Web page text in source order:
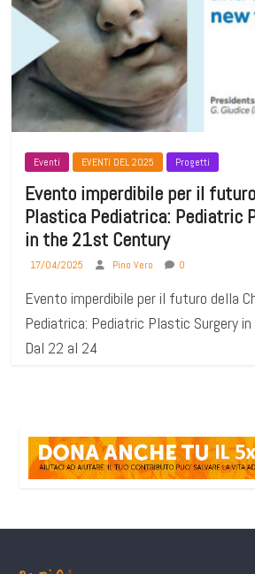
Eventi EVENTI DEL 2025 Progetti
Evento imperdibile per il
Plastica Pediatrica: Pediatric
in the 21st Century
17/04/2025 Pino Vero 0
Evento imperdibile per il futuro della
Pediatrica: Pediatric Plastic Surgery
Dal 22 al 24